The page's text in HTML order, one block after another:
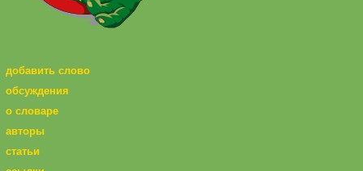
добавить слово
обсуждения
о словаре
авторы
статьи